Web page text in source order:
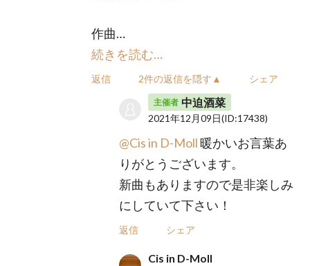
作曲…
続きを読む…
返信 2件の返信を隠す▲ シェア
主催者 中迫酒菜
2021年12月09日(ID:17438)
@Cis in D-Moll暖かいお言葉あ
りがとうございます。
新曲もありますので是非楽しみ
にしていて下さい！
返信 シェア
Cis in D-Moll